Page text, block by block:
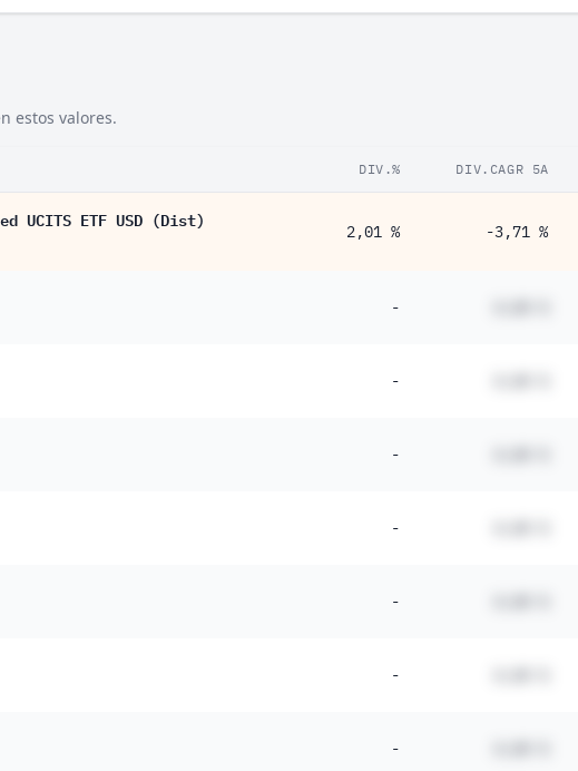
estos valores.
DIV.% DIV.CAGR 5A
UCITS ETF USD (Dist)
2,01 % -3,71 %
-
-
-
-
-
-
-